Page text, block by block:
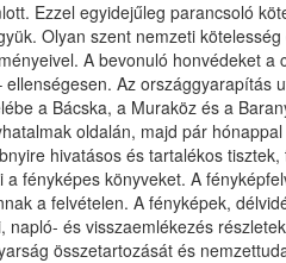
Ezzel egyidejűleg parancsoló
Olyan szent nemzeti
A bevonuló
Az
a Bácska, a Muraköz és a
oldalán, majd pár
hivatásos és tartalékos
fényképes könyveket. A
a felvételen. A fényképek,
és visszaemlékezés
összetartozását és